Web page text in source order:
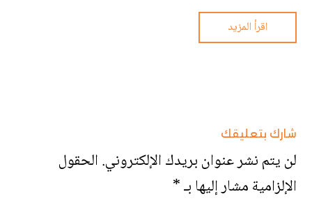
اقرأ المزيد
شارك بتعليقك
لن يتم نشر عنوان بريدك الإلكتروني.الحقول
الإلزامية مشار إليها بـ*